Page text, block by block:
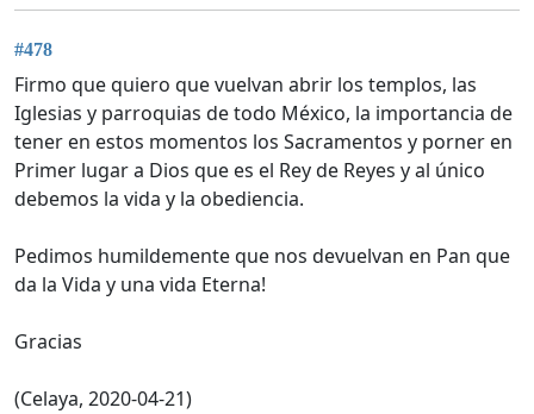
#478
Firmo que quiero que vuelvan abrir los templos, las
Iglesias y parroquias de todo México, la importancia de
tener en estos momentos los Sacramentos y porner en
Primer lugar a Dios que es el Rey de Reyes y al único
debemos la vida y la obediencia.
Pedimos humildemente que nos devuelvan en Pan que
da la Vida y una vida Eterna!
Gracias
(Celaya, 2020-04-21)